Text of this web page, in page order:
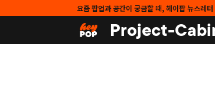
요즘 팝업과 공간이 궁금할 때, 헤이팝 뉴스레터
Project-